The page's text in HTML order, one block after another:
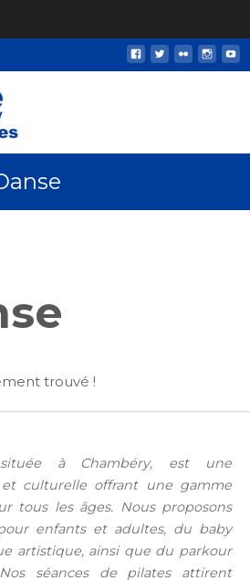
trouvé !
située à Chambéry, est une
et culturelle offrant une gamme
tous les âges. Nous proposons
enfants et adultes, du baby
artistique, ainsi que du parkour
séances de pilates attirent